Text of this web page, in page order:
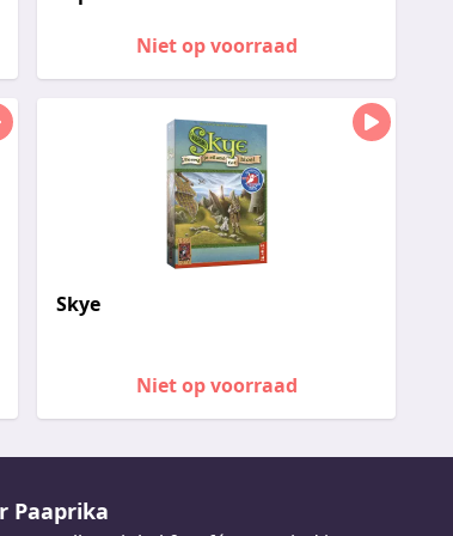
Niet op voorraad
Skye
Niet op voorraad
Paaprika